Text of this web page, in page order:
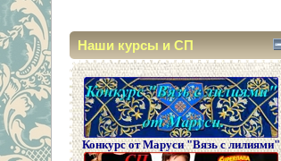
Наши курсы и СП
Конкурс от Маруси "Вязь с лилиями"